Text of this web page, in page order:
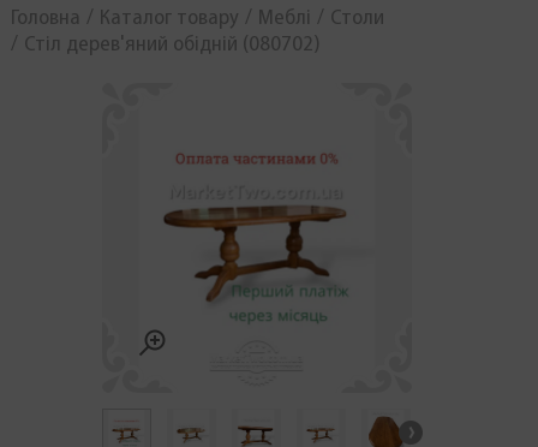
Головна Каталог товару Меблі
Столи
Стіл дерев'яний обідній (080702)